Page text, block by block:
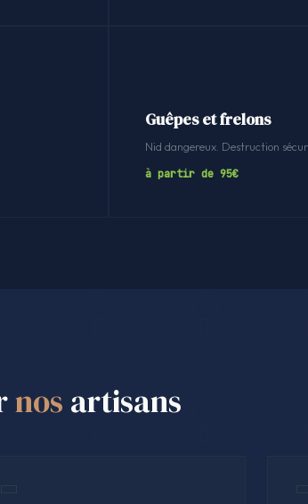
Guêpes et frelons
Nid dangereux. Destruction
à partir de 95€
nos artisans